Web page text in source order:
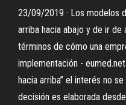
23/09/2019 · Los modelos
arriba hacia abajo y de ir de
términos de cómo una
implementación -
hacia arriba” el interés no
decisión es elaborada